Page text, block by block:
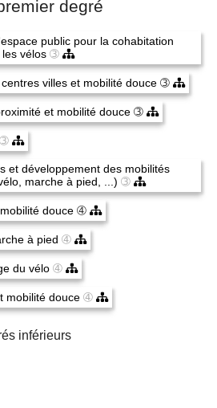
degré
public pour la cohabitation
vélos ➂
villes et mobilité douce ➂
et mobilité douce ➂
➂
et développement des mobilités
marche à pied, ...) ➂
douce ➃
à pied ➃
du vélo ➃
mobilité douce ➃
inférieurs